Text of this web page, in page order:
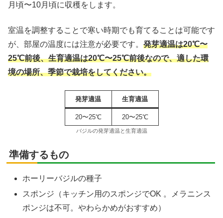
月頃〜10月頃に収穫をします。
室温を調整することで寒い時期でも育てることは可能です
が、部屋の温度には注意が必要です。 発芽適温は20℃〜
25℃前後、生育適温は20℃〜25℃前後なので、適した環
境の場所、季節で栽培をしてください。
発芽適温 生育適温
20〜25℃ 20〜25℃
バジルの発芽適温と生育適温
準備するもの
ホーリーバジルの種子
スポンジ（キッチン用のスポンジでOK 。メラニンス
ポンジは不可。やわらかめがおすすめ）